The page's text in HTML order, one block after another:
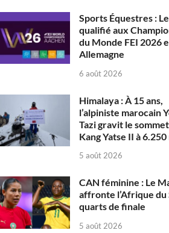
Sports Équestres :
qualifié aux
du Monde FEI 2026
Allemagne
6 août 2026
Himalaya : À 15 ans,
l’alpiniste marocain
Tazi gravit le
Kang Yatse II à 6.250
5 août 2026
CAN féminine : Le
affronte l’Afrique du
quarts de finale
5 août 2026